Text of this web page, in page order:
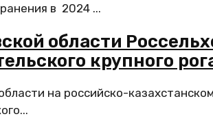
в 2024 ...
области
крупного
на российско-